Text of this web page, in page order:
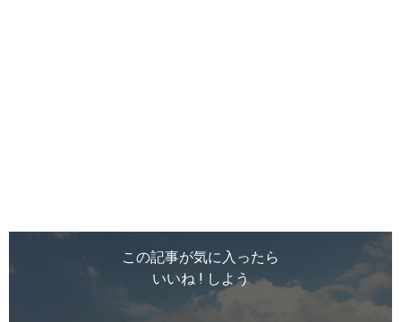
この記事が気に入ったら
いいね ! しよう